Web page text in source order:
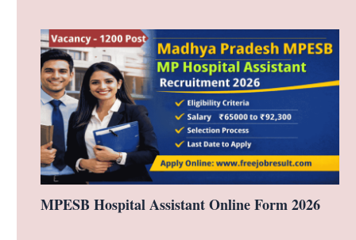
MPESB Hospital Assistant Online Form 2026